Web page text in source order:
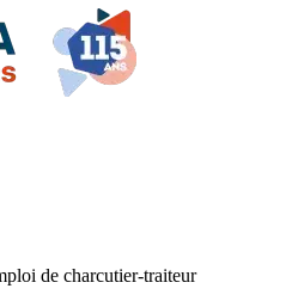
de charcutier-traiteur